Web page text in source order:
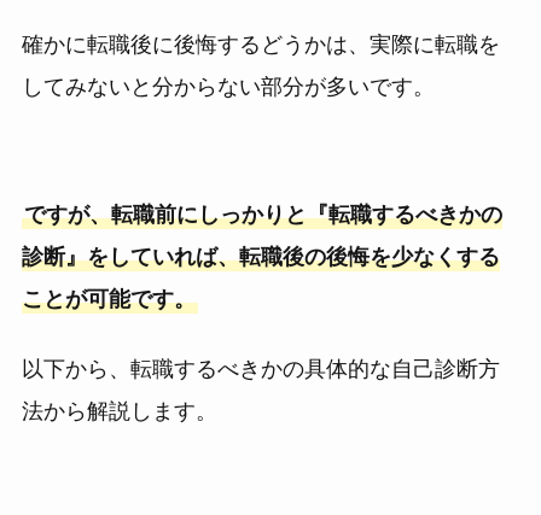
確かに転職後に後悔するどうかは、実際に転職を
してみないと分からない部分が多いです。
ですが、転職前にしっかりと『転職するべきかの
診断』をしていれば、転職後の後悔を少なくする
ことが可能です。
以下から、転職するべきかの具体的な自己診断方
法から解説します。